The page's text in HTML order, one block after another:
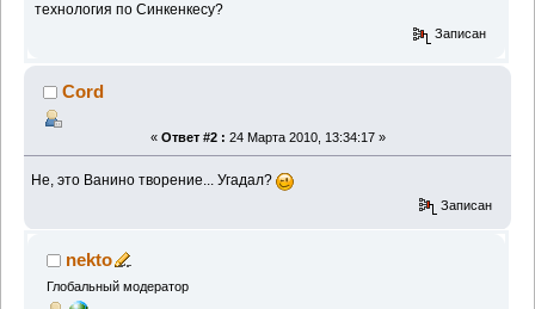
технология по Синкенкесу?
Записан
Cord
« Ответ #2 : 24 Марта 2010, 13:34:17 »
Не, это Ванино творение... Угадал?
Записан
nekto
Глобальный модератор